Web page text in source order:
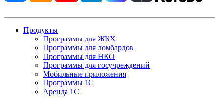
Продукты
Программы для ЖКХ
Программы для ломбардов
Программы для НКО
Программы для госучреждений
Мобильные приложения
Программы 1С
Аренда 1С